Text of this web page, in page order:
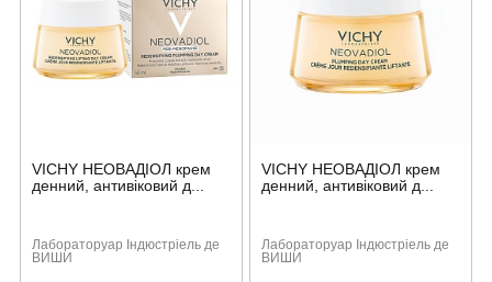
VICHY НЕОВАДІОЛ крем
денний, антивіковий д...
Лабораторуар Індюстріель де
ВИШИ
VICHY НЕОВАДІОЛ крем
денний, антивіковий д...
Лабораторуар Індюстріель де
ВИШИ